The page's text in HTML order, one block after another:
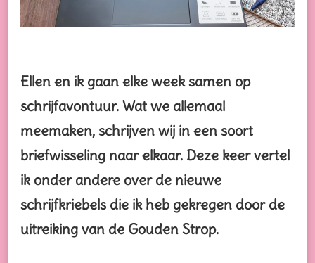
Ellen en ik gaan elke week samen op
schrijfavontuur. Wat we allemaal
meemaken, schrijven wij in een soort
briefwisseling naar elkaar. Deze keer vertel
ik onder andere over de nieuwe
schrijfkriebels die ik heb gekregen door de
uitreiking van de Gouden Strop.